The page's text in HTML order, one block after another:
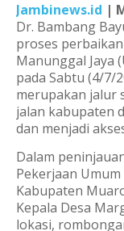
Jambinews.id |
Dr. Bambang
proses
Manunggal Jaya
pada Sabtu (4/7/
merupakan jalur
jalan kabupaten
dan menjadi
Dalam
Pekerjaan Umum
Kabupaten
Kepala Desa
lokasi,